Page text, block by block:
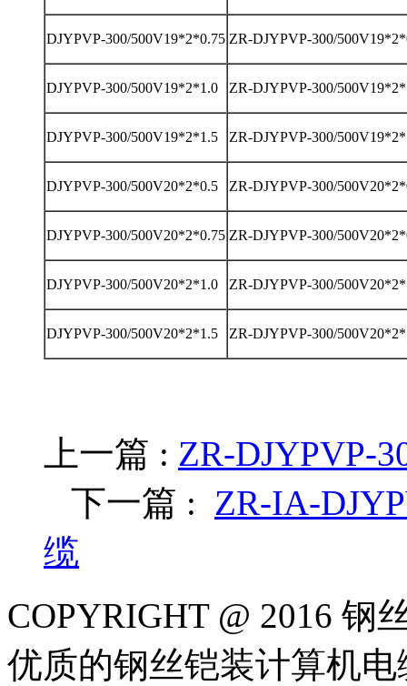
DJYPVP-300/500V19*2*0.75 ZR-DJYPVP-300/
DJYPVP-300/500V19*2*1.0 ZR-DJYPVP-300/
DJYPVP-300/500V19*2*1.5 ZR-DJYPVP-300/
DJYPVP-300/500V20*2*0.5 ZR-DJYPVP-300/
DJYPVP-300/500V20*2*0.75 ZR-DJYPVP-300/
DJYPVP-300/500V20*2*1.0 ZR-DJYPVP-300/
DJYPVP-300/500V20*2*1.5 ZR-DJYPVP-300/
上一篇 : ZR-DJYPVP-
下一篇 : ZR-IA-
缆
COPYRIGHT @ 2016 钢
优质的钢丝铠装计算机电